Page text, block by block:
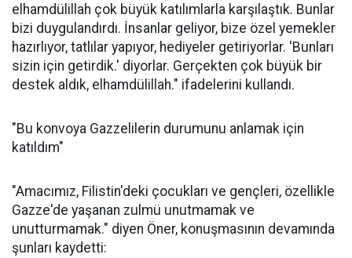
elhamdülillah çok büyük katılımlarla karşılaştık. Bunlar
bizi duygulandırdı. İnsanlar geliyor, bize özel yemekler
hazırlıyor, tatlılar yapıyor, hediyeler getiriyorlar. 'Bunları
sizin için getirdik.' diyorlar. Gerçekten çok büyük bir
destek aldık, elhamdülillah." ifadelerini kullandı.
"Bu konvoya Gazzelilerin durumunu anlamak için
katıldım"
"Amacımız, Filistin'deki çocukları ve gençleri, özellikle
Gazze'de yaşanan zulmü unutmamak ve
unutturmamak." diyen Öner, konuşmasının devamında
şunları kaydetti: